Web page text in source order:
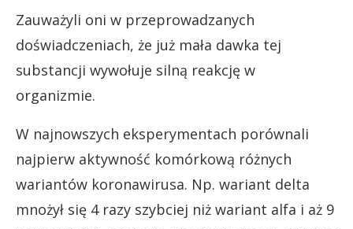
Zauważyli oni w przeprowadzanych
doświadczeniach, że już mała dawka tej
substancji wywołuje silną reakcję w
organizmie.
W najnowszych eksperymentach porównali
najpierw aktywność komórkową różnych
wariantów koronawirusa. Np. wariant delta
mnożył się 4 razy szybciej niż wariant alfa i aż 9